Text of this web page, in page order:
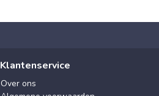
Klantenservice
Over ons